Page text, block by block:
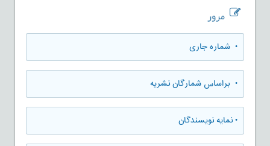
مرور
• شماره جاری
• براساس شمارگان نشریه
•نمایه نویسندگان